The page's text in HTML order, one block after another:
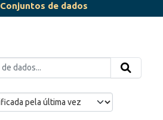
Conjuntos de dados